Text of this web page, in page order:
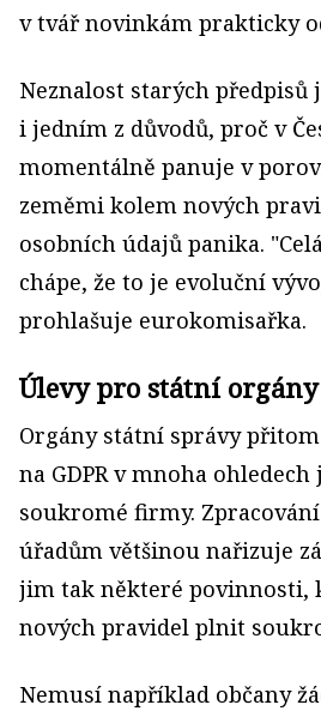
v tvář novinkám prakticky
Neznalost starých předpisů
i jedním z důvodů, proč v
momentálně panuje v
zeměmi kolem nových
osobních údajů panika.
chápe, že to je evoluční
prohlašuje eurokomisařka.
Úlevy pro státní orgány
Orgány státní správy
na GDPR v mnoha
soukromé firmy.
úřadům většinou nařizuje
jim tak některé povinnosti,
nových pravidel plnit
Nemusí například občany